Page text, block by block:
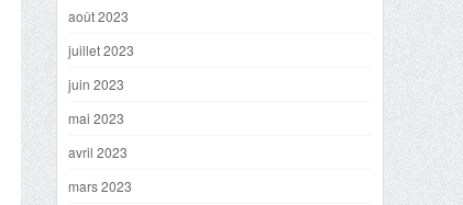
août 2023
juillet 2023
juin 2023
mai 2023
avril 2023
mars 2023